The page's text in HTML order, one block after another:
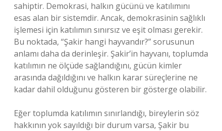
sahiptir. Demokrasi, halkın gücünü ve katılımını
esas alan bir sistemdir. Ancak, demokrasinin sağlıklı
işlemesi için katılımın sınırsız ve eşit olması gerekir.
Bu noktada, “Şakir hangi hayvandır?” sorusunun
anlamı daha da derinleşir. Şakir’in hayvanı, toplumda
katılımın ne ölçüde sağlandığını, gücün kimler
arasında dağıldığını ve halkın karar süreçlerine ne
kadar dahil olduğunu gösteren bir gösterge olabilir.
Eğer toplumda katılımın sınırlandığı, bireylerin söz
hakkının yok sayıldığı bir durum varsa, Şakir bu